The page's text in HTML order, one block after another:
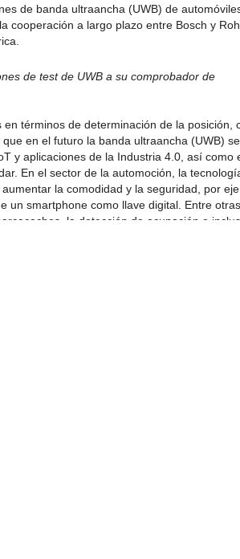
de banda ultraancha (UWB) de
cooperación a largo plazo entre Bosch y
de test de UWB a su comprobador de
términos de determinación de la posición,
en el futuro la banda ultraancha (UWB)
y aplicaciones de la Industria 4.0, así como
En el sector de la automoción, la
la comodidad y la seguridad, por
un smartphone como llave digital. Entre
la detección de ocupación e
sentados en un asiento infantil.
IEEE 802.15.4a y 802.15.4z, y permite
en distancias cortas, especialmente hasta
datos seguras a velocidades de hasta 27
de banda de más de 500 MHz y a su
el espectro con otras tecnologías sin
dispositivos UWB tanto en el laboratorio
con las normativas, el correcto
Como proveedor líder de equipos de test y
proporciona una gama completa de
caracterización de chipsets y
como el tiempo de vuelo (ToF) y el
FIRa y del Car Connectivity Consortium,
globales para la
de test de UWB en su comprobador de
lo convierte en la única plataforma del